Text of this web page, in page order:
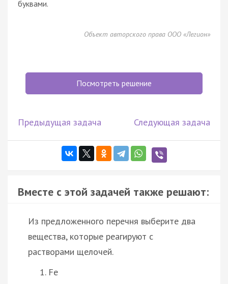
буквами.
Объект авторского права ООО «Легион»
Посмотреть решение
Предыдущая задача Следующая задача
Вместе с этой задачей также решают:
Из предложенного перечня выберите два
вещества, которые реагируют с
растворами щелочей.
Fe